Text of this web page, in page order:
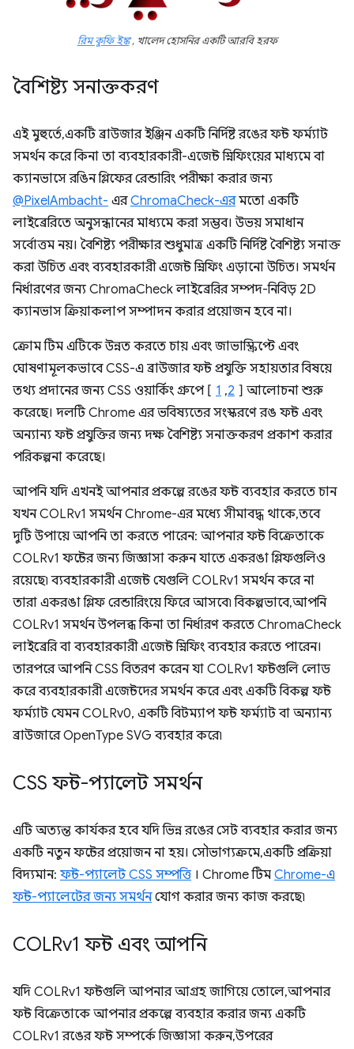
রিম কুফি ইঙ্ক, খালেদ হোসনির একটি আরবি হরফ
বৈশিষ্ট্য সনাক্তকরণ
এই মুহুর্তে, একটি ব্রাউজার ইঞ্জিন একটি নির্দিষ্ট রঙের ফন্ট ফর্ম্যাট
সমর্থন করে কিনা তা ব্যবহারকারী-এজেন্ট স্নিফিংয়ের মাধ্যমে বা
ক্যানভাসে রঙিন গ্লিফের রেন্ডারিং পরীক্ষা করার জন্য
@PixelAmbacht- এরChromaCheck-এরমতো একটি
লাইব্রেরিতে অনুসন্ধানের মাধ্যমে করা সম্ভব। উভয় সমাধান
সর্বোত্তম নয়। বৈশিষ্ট্য পরীক্ষার শুধুমাত্র একটি নির্দিষ্ট বৈশিষ্ট্য সনাক্ত
করা উচিত এবং ব্যবহারকারী এজেন্ট স্নিফিং এড়ানো উচিত। সমর্থন
নির্ধারণের জন্য ChromaCheck লাইব্রেরির সম্পদ-নিবিড় 2D
ক্যানভাস ক্রিয়াকলাপ সম্পাদন করার প্রয়োজন হবে না।
ক্রোম টিম এটিকে উন্নত করতে চায় এবং জাভাস্ক্রিপ্টে এবং
ঘোষণামূলকভাবে CSS-এ ব্রাউজার ফন্ট প্রযুক্তি সহায়তার বিষয়ে
তথ্য প্রদানের জন্য CSS ওয়ার্কিং গ্রুপে [ 1 ,2 ] আলোচনা শুরু
করেছে। দলটি Chrome এর ভবিষ্যতের সংস্করণে রঙ ফন্ট এবং
অন্যান্য ফন্ট প্রযুক্তির জন্য দক্ষ বৈশিষ্ট্য সনাক্তকরণ প্রকাশ করার
পরিকল্পনা করেছে।
আপনি যদি এখনই আপনার প্রকল্পে রঙের ফন্ট ব্যবহার করতে চান
যখন COLRv1 সমর্থন Chrome-এর মধ্যে সীমাবদ্ধ থাকে, তবে
দুটি উপায়ে আপনি তা করতে পারেন: আপনার ফন্ট বিক্রেতাকে
COLRv1 ফন্টের জন্য জিজ্ঞাসা করুন যাতে একরঙা গ্লিফগুলিও
রয়েছে৷ ব্যবহারকারী এজেন্ট যেগুলি COLRv1 সমর্থন করে না
তারা একরঙা গ্লিফ রেন্ডারিংয়ে ফিরে আসবে৷ বিকল্পভাবে, আপনি
COLRv1 সমর্থন উপলব্ধ কিনা তা নির্ধারণ করতে ChromaCheck
লাইব্রেরি বা ব্যবহারকারী এজেন্ট স্নিফিং ব্যবহার করতে পারেন।
তারপরে আপনি CSS বিতরণ করেন যা COLRv1 ফন্টগুলি লোড
করে ব্যবহারকারী এজেন্টদের সমর্থন করে এবং একটি বিকল্প ফন্ট
ফর্ম্যাট যেমন COLRv0, একটি বিটম্যাপ ফন্ট ফর্ম্যাট বা অন্যান্য
ব্রাউজারে OpenType SVG ব্যবহার করে৷
CSS ফন্ট-প্যালেট সমর্থন
এটি অত্যন্ত কার্যকর হবে যদি ভিন্ন রঙের সেট ব্যবহার করার জন্য
একটি নতুন ফন্টের প্রয়োজন না হয়। সৌভাগ্যক্রমে, একটি প্রক্রিয়া
বিদ্যমান: ফন্ট-প্যালেট CSS সম্পত্তি । Chrome টিম Chrome-এ
ফন্ট-প্যালেটের জন্য সমর্থনযোগ করার জন্য কাজ করছে৷
COLRv1 ফন্ট এবং আপনি
যদি COLRv1 ফন্টগুলি আপনার আগ্রহ জাগিয়ে তোলে, আপনার
ফন্ট বিক্রেতাকে আপনার প্রকল্পে ব্যবহার করার জন্য একটি
COLRv1 রঙের ফন্ট সম্পর্কে জিজ্ঞাসা করুন, উপরের